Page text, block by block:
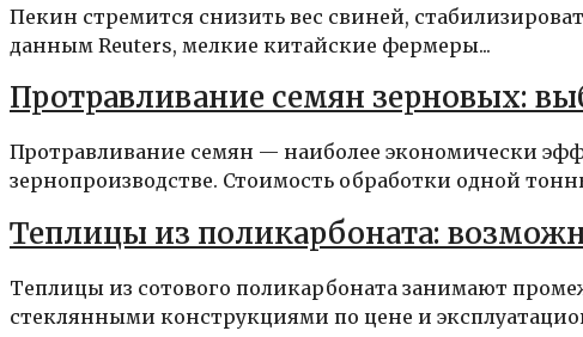
Пекин стремится снизить вес свиней,
данным Reuters, мелкие китайские фермеры...
Протравливание семян зерновых:
Протравливание семян — наиболее экономически
зернопроизводстве. Стоимость обработки одной
Теплицы из поликарбоната:
Теплицы из сотового поликарбоната занимают
стеклянными конструкциями по цене и